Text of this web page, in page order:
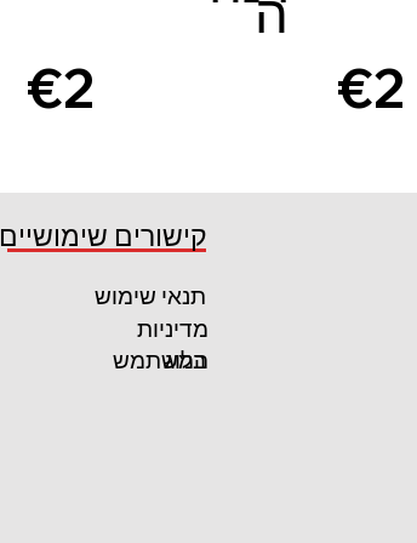
€2
€2
קישורים שימושיים
תנאי שימוש
מדיניות
המשתמש
בלוג